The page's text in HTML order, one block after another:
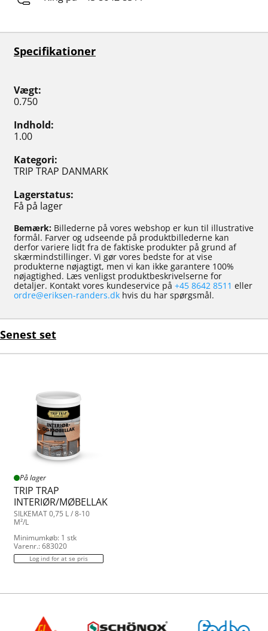
Specifikationer
Vægt
0.750
Indhold
1.00
Kategori
TRIP TRAP DANMARK
Lagerstatus
Få på lager
Bemærk: Billederne på vores webshop er kun til illustrative
formål. Farver og udseende på produktbillederne kan
derfor variere lidt fra de faktiske produkter på grund af
skærmindstillinger. Vi gør vores bedste for at vise
produkterne nøjagtigt, men vi kan ikke garantere 100%
nøjagtighed. Læs venligst produktbeskrivelserne for
detaljer. Kontakt vores kundeservice på +45 8642 8511 eller
ordre@eriksen-randers.dk hvis du har spørgsmål.
Senest set
På lager
TRIP TRAP
INTERIØR/MØBELLAK
SILKEMAT 0,75 L / 8-10
M²/L
Minimumkøb: 1 stk
Varenr.: 683020
Log ind for at se pris